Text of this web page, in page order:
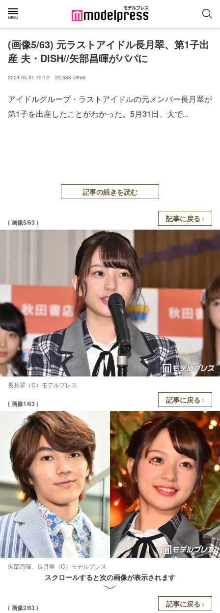
(画像5/63) 元ラストアイドル長月翠、第1子出
産 夫・DISH//矢部昌暉がパパに
2024.05.31 15:12 22,688 views
アイドルグループ・ラストアイドルの元メンバー長月翠が
第1子を出産したことがわかった。5月31日、夫で...
記事の続きを読む
( 画像5/63 ) 記事に戻る
長月翠（C）モデルプレス
( 画像1/63 ) 記事に戻る
矢部昌暉、長月翠（C）モデルプレス
スクロールすると次の画像が表示されます
( 画像2/63 ) 記事に戻る